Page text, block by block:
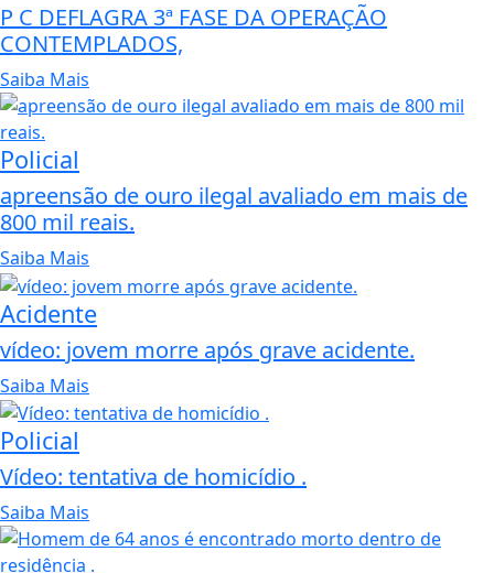
P C DEFLAGRA 3ª FASE DA OPERAÇÃO
CONTEMPLADOS,
Saiba Mais
Policial
apreensão de ouro ilegal avaliado em mais de
800 mil reais.
Saiba Mais
Acidente
vídeo: jovem morre após grave acidente.
Saiba Mais
Policial
Vídeo: tentativa de homicídio .
Saiba Mais